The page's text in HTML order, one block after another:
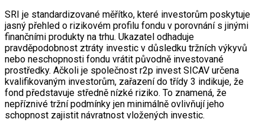
SRI je standardizované měřítko, které investorům poskytuje
jasný přehled o rizikovém profilu fondu v porovnání s jinými
finančními produkty na trhu. Ukazatel odhaduje
pravděpodobnost ztráty investic v důsledku tržních výkyvů
nebo neschopnosti fondu vrátit původně investované
prostředky. Ačkoli je společnost r2p invest SICAV určena
kvalifikovaným investorům, zařazení do třídy 3 indikuje, že
fond představuje středně nízké riziko. To znamená, že
nepříznivé tržní podmínky jen minimálně ovlivňují jeho
schopnost zajistit návratnost vložených investic.